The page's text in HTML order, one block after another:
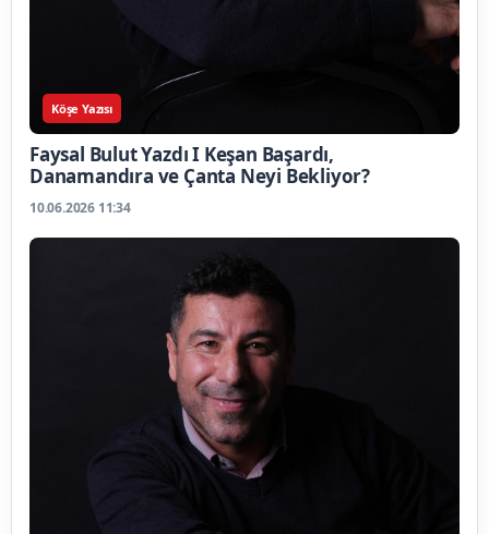
Köşe Yazısı
Faysal Bulut Yazdı I Keşan Başardı,
Danamandıra ve Çanta Neyi Bekliyor?
10.06.2026 11:34